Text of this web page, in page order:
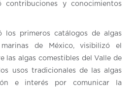
contribuciones y conocimientos
los primeros catálogos de algas
de México, visibilizó el
las algas comestibles del Valle de
usos tradicionales de las algas
e interés por comunicar la